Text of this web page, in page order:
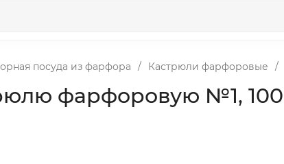
посуда из фарфора / Кастрюли фарфоровые /
фарфоровую №1,